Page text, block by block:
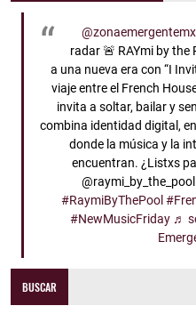
@zonaemergentemx
radar 🚨 RAYmi by
a una nueva era con “I
viaje entre el French
invita a soltar, bailar y
combina identidad digital,
donde la música y la
encuentran. ¿Listxs
@raymi_by_the_pool
#RaymiByThePool
#NewMusicFriday ♬
BUSCAR